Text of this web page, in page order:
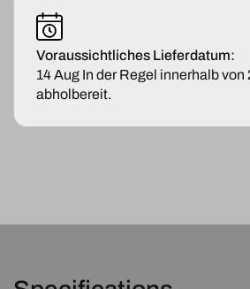
B-
Klasse
W242
2011-
Voraussichtliches Lieferdatum:
14 Aug In der Regel innerhalb von
abholbereit.